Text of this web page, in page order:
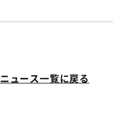
ニュース一覧に戻る